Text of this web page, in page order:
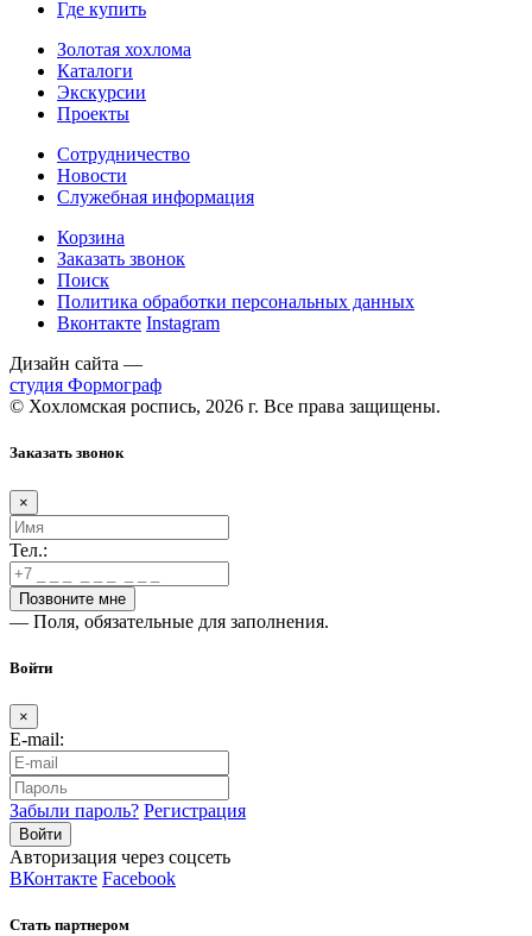
Где купить
Золотая хохлома
Каталоги
Экскурсии
Проекты
Сотрудничество
Новости
Служебная информация
Корзина
Заказать звонок
Поиск
Политика обработки персональных данных
Вконтакте Instagram
Дизайн сайта —
студия Формограф
© Хохломская роспись, 2026 г. Все права защищены.
Заказать звонок
×
Тел.:
— Поля, обязательные для заполнения.
Войти
×
E-mail:
Забыли пароль? Регистрация
Авторизация через соцсеть
ВКонтакте Facebook
Стать партнером